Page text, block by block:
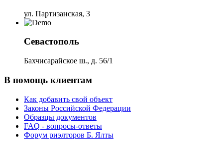
ул. Партизанская, 3
Севастополь
Бахчисарайское ш., д. 56/1
В помощь клиентам
Как добавить свой объект
Законы Российской Федерации
Образцы документов
FAQ - вопросы-ответы
Форум риэлторов Б. Ялты